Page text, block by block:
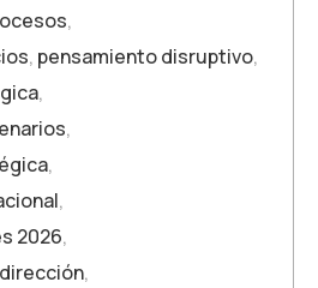
,
, pensamiento disruptivo,
,
,
,
,
2026,
,